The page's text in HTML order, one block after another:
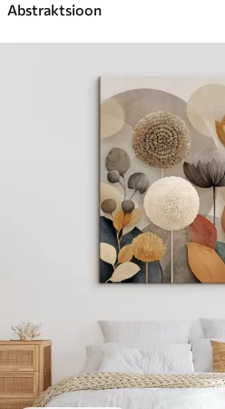
Abstraktsioon